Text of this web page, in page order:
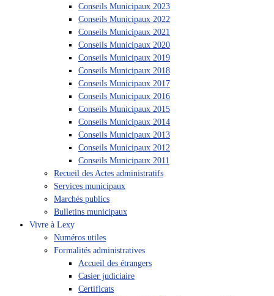
Conseils Municipaux 2023
Conseils Municipaux 2022
Conseils Municipaux 2021
Conseils Municipaux 2020
Conseils Municipaux 2019
Conseils Municipaux 2018
Conseils Municipaux 2017
Conseils Municipaux 2016
Conseils Municipaux 2015
Conseils Municipaux 2014
Conseils Municipaux 2013
Conseils Municipaux 2012
Conseils Municipaux 2011
Recueil des Actes administratifs
Services municipaux
Marchés publics
Bulletins municipaux
Vivre à Lexy
Numéros utiles
Formalités administratives
Accueil des étrangers
Casier judiciaire
Certificats